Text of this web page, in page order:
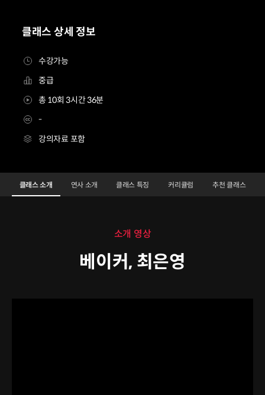
클래스 상세 정보
수강가능
중급
총 10회 3시간 36분
-
강의자료 포함
베이커 최은영2 Details
Configuration Information Shortcuts
클래스 소개 연사 소개 클래스 특징 커리큘럼 추천 클래스
소개 영상
베이커, 최은영